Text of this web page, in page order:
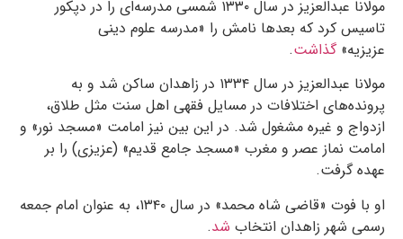
مولانا عبدالعزیز در سال ۱۳۳۰ شمسی مدرسه‌ای را در دپکور
تاسیس کرد که بعدها نامش را «مدرسه علوم دینی
عزیزیه» گذاشت.
مولانا عبدالعزیز در سال ۱۳۳۴ در زاهدان ساکن شد و به
پرونده‌های اختلافات در مسایل فقهی اهل سنت مثل طلاق،
ازدواج و غیره مشغول شد. در این بین نیز امامت «مسجد نور» و
امامت نماز عصر و مغرب «مسجد جامع قدیم» (عزیزی) را بر
عهده گرفت.
او با فوت «قاضی شاه محمد» در سال ۱۳۴۰، به عنوان امام جمعه
رسمی شهر زاهدان انتخاب شد.